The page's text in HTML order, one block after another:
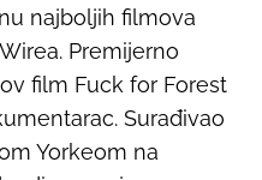
najboljih filmova
Premijerno
film Fuck for Forest
Surađivao
Yorkeom na